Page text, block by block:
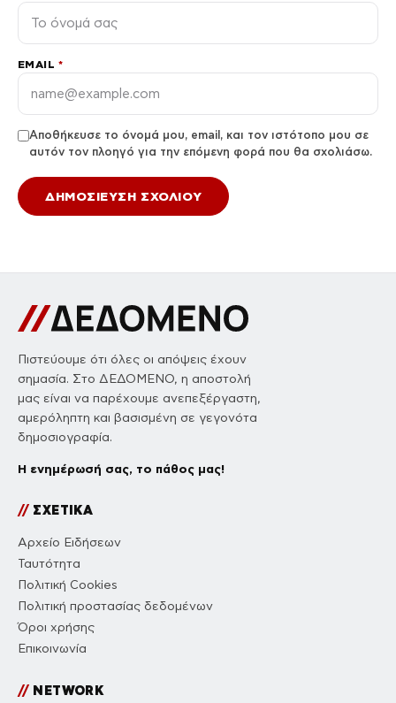
EMAIL *
Αποθήκευσε το όνομά μου, email, και τον ιστότοπο μου σε
αυτόν τον πλοηγό για την επόμενη φορά που θα σχολιάσω.
Πιστεύουμε ότι όλες οι απόψεις έχουν
σημασία. Στο ΔΕΔΟΜΕΝΟ, η αποστολή
μας είναι να παρέχουμε ανεπεξέργαστη,
αμερόληπτη και βασισμένη σε γεγονότα
δημοσιογραφία.
Η ενημέρωσή σας, το πάθος μας!
//ΣΧΕΤΙΚΑ
Αρχείο Ειδήσεων
Ταυτότητα
Πολιτική Cookies
Πολιτική προστασίας δεδομένων
Όροι χρήσης
Επικοινωνία
//NETWORK